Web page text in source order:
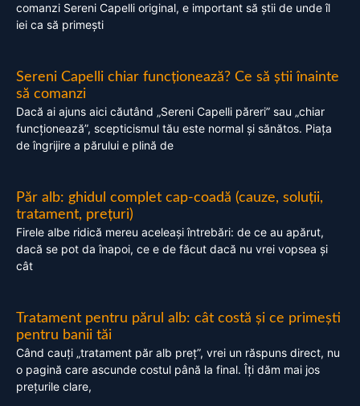
comanzi Sereni Capelli original, e important să știi de unde îl
iei ca să primești
Sereni Capelli chiar funcționează? Ce să știi înainte
să comanzi
Dacă ai ajuns aici căutând „Sereni Capelli păreri” sau „chiar
funcționează”, scepticismul tău este normal și sănătos. Piața
de îngrijire a părului e plină de
Păr alb: ghidul complet cap-coadă (cauze, soluții,
tratament, prețuri)
Firele albe ridică mereu aceleași întrebări: de ce au apărut,
dacă se pot da înapoi, ce e de făcut dacă nu vrei vopsea și
cât
Tratament pentru părul alb: cât costă și ce primești
pentru banii tăi
Când cauți „tratament păr alb preț”, vrei un răspuns direct, nu
o pagină care ascunde costul până la final. Îți dăm mai jos
prețurile clare,